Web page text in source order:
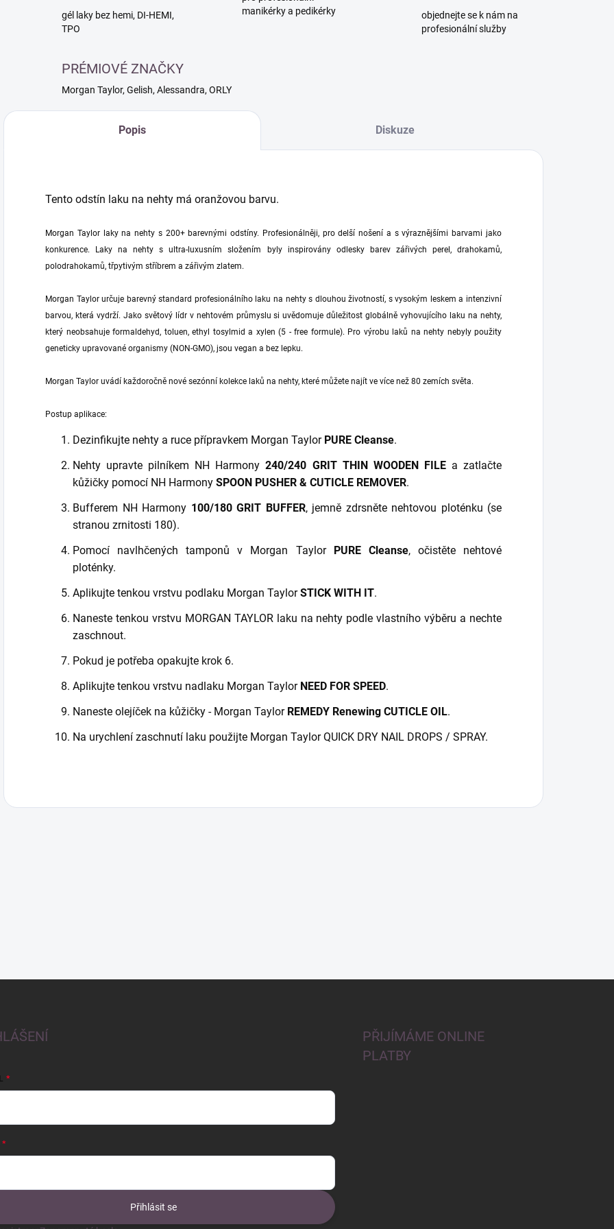
gél laky bez hemi, DI-HEMI,
TPO
manikérky a pedikérky
objednejte se k nám na
profesionální služby
PRÉMIOVÉ ZNAČKY
Morgan Taylor, Gelish, Alessandra, ORLY
Popis Diskuze
Tento odstín laku na nehty má oranžovou barvu.
Morgan Taylor laky na nehty s 200+ barevnými odstíny. Profesionálněji, pro delší nošení a s výraznějšími barvami jako
konkurence. Laky na nehty s ultra-luxusním složením byly inspirovány odlesky barev zářivých perel, drahokamů,
polodrahokamů, třpytivým stříbrem a zářivým zlatem.
Morgan Taylor určuje barevný standard profesionálního laku na nehty s dlouhou životností, s vysokým leskem a intenzivní
barvou, která vydrží. Jako světový lídr v nehtovém průmyslu si uvědomuje důležitost globálně vyhovujícího laku na nehty,
který neobsahuje formaldehyd, toluen, ethyl tosylmid a xylen (5 - free formule). Pro výrobu laků na nehty nebyly použity
geneticky upravované organismy (NON-GMO), jsou vegan a bez lepku.
Morgan Taylor uvádí každoročně nové sezónní kolekce laků na nehty, které můžete najít ve více než 80 zemích světa.
Postup aplikace:
Dezinfikujte nehty a ruce přípravkem Morgan Taylor PURE Cleanse.
Nehty upravte pilníkem NH Harmony240/240 GRIT THIN WOODEN FILEa zatlačte
kůžičky pomocí NH Harmony SPOON PUSHER & CUTICLE REMOVER.
Bufferem NH Harmony 100/180 GRIT BUFFER, jemně zdrsněte nehtovou ploténku (se
stranou zrnitosti 180).
Pomocí navlhčených tamponů v Morgan Taylor PURE Cleanse, očistěte nehtové
ploténky.
Aplikujte tenkou vrstvu podlaku Morgan TaylorSTICK WITH IT.
Naneste tenkou vrstvu MORGAN TAYLOR laku na nehty podle vlastního výběru a nechte
zaschnout.
Pokud je potřeba opakujte krok 6.
Aplikujte tenkou vrstvu nadlaku Morgan Taylor NEED FOR SPEED.
Naneste olejíček na kůžičky - Morgan TaylorREMEDY Renewing CUTICLE OIL.
Na urychlení zaschnutí laku použijte Morgan Taylor QUICK DRY NAIL DROPS / SPRAY.
Přihlásit se
PŘIJÍMÁME ONLINE
PLATBY